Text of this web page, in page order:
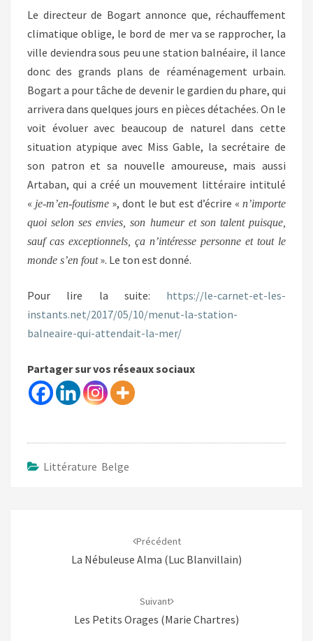
Le directeur de Bogart annonce que, réchauffement
climatique oblige, le bord de mer va se rapprocher, la
ville deviendra sous peu une station balnéaire, il lance
donc des grands plans de réaménagement urbain.
Bogart a pour tâche de devenir le gardien du phare, qui
arrivera dans quelques jours en pièces détachées. On le
voit évoluer avec beaucoup de naturel dans cette
situation atypique avec Miss Gable, la secrétaire de
son patron et sa nouvelle amoureuse, mais aussi
Artaban, qui a créé un mouvement littéraire intitulé
« je-m’en-foutisme», dont le but est d’écrire «n’importe
quoi selon ses envies, son humeur et son talent puisque,
sauf cas exceptionnels, ça n’intéresse personne et tout le
monde s’en fout». Le ton est donné.
Pour lire la suite: https://le-carnet-et-les-
instants.net/2017/05/10/menut-la-station-
balneaire-qui-attendait-la-mer/
Partager sur vos réseaux sociaux
Littérature Belge
Précédent
La Nébuleuse Alma (Luc Blanvillain)
Suivant
Les Petits Orages (Marie Chartres)